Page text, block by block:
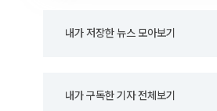
내가 저장한 뉴스 모아보기
내가 구독한 기자 전체보기